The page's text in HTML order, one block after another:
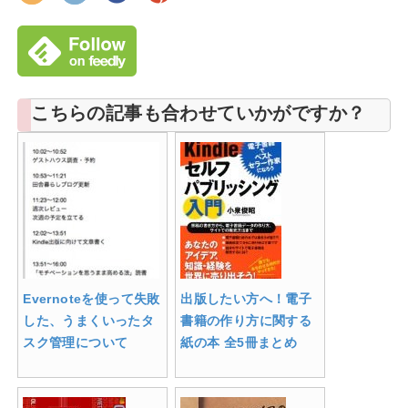
こちらの記事も合わせていかがですか？
Evernoteを使って失敗
した、うまくいったタ
スク管理について
出版したい方へ！電子
書籍の作り方に関する
紙の本 全5冊まとめ